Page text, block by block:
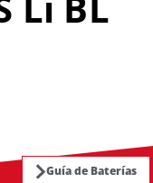
Guía de Baterías